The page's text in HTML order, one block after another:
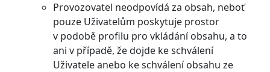
Provozovatel neodpovídá za obsah, neboť
pouze Uživatelům poskytuje prostor
v podobě profilu pro vkládání obsahu, a to
ani v případě, že dojde ke schválení
Uživatele anebo ke schválení obsahu ze